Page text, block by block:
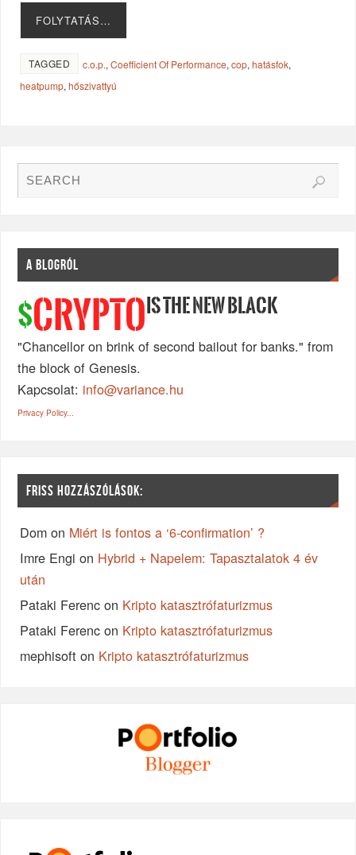
FOLYTATÁS…
TAGGED c.o.p.,Coefficient Of Performance,cop,hatásfok,
heatpump,hőszivattyú
A BLOGRÓL
$CRYPTO IS THE NEW BLACK
"Chancellor on brink of second bailout for banks." from
the block of Genesis.
Kapcsolat: info@variance.hu
Privacy Policy...
FRISS HOZZÁSZÓLÁSOK:
Dom on Miért is fontos a ‘6-confirmation’ ?
Imre Engi on Hybrid + Napelem: Tapasztalatok 4 év
után
Pataki Ferenc on Kripto katasztrófaturizmus
Pataki Ferenc on Kripto katasztrófaturizmus
mephisoft on Kripto katasztrófaturizmus